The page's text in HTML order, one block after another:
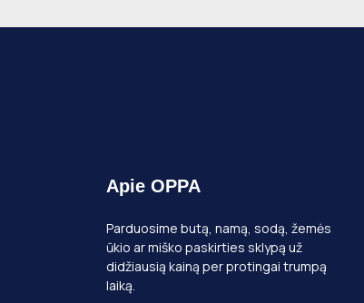
Apie OPPA
Parduosime butą, namą, sodą, žemės
ūkio ar miško paskirties sklypą už
didžiausią kainą per protingai trumpą
laiką.